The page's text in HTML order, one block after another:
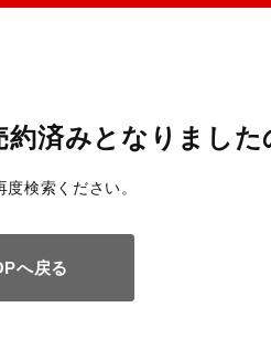
約済みとなりまし
検索ください。
へ戻る